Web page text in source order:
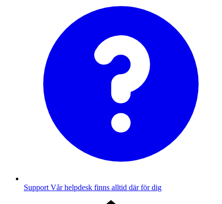
Support Vår helpdesk finns alltid där för dig